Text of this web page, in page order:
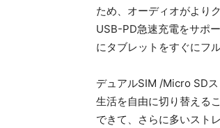
ため、オーディオがより
USB-PD急速充電をサポ
にタブレットをすぐにフ
デュアルSIM /Micro SD
生活を自由に切り替える
できて、さらに多いスト